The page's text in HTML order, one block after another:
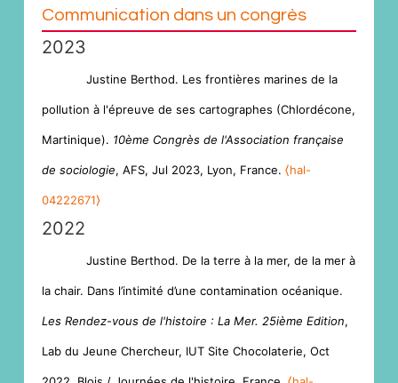
Communication dans un congrès
2023
Justine Berthod. Les frontières marines de la
pollution à l'épreuve de ses cartographes (Chlordécone,
Martinique). 10ème Congrès de l'Association française
de sociologie, AFS, Jul 2023, Lyon, France. ⟨hal-
04222671⟩
2022
Justine Berthod. De la terre à la mer, de la mer à
la chair. Dans l’intimité d’une contamination océanique.
Les Rendez-vous de l'histoire : La Mer. 25ième Edition,
Lab du Jeune Chercheur, IUT Site Chocolaterie, Oct